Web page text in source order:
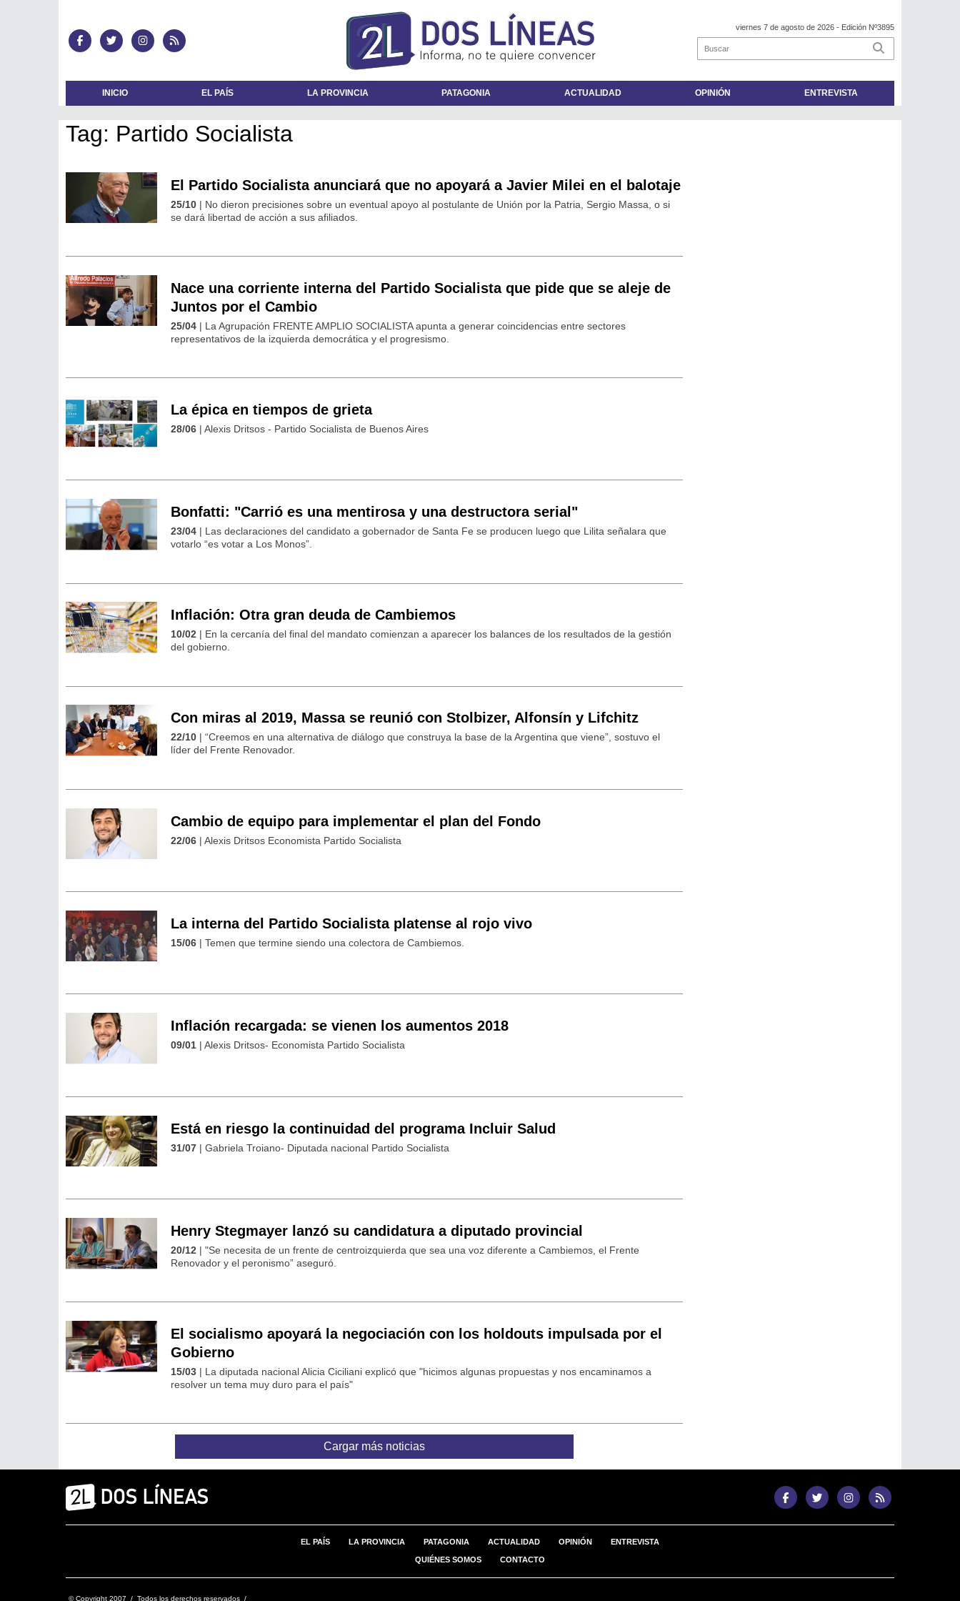
viernes 7 de agosto de 2026 - Edición Nº3895
INICIO EL PAÍS LA PROVINCIA PATAGONIA ACTUALIDAD OPINIÓN ENTREVISTA
Tag: Partido Socialista
El Partido Socialista anunciará que no apoyará a Javier Milei en el balotaje
25/10 | No dieron precisiones sobre un eventual apoyo al postulante de Unión por la Patria, Sergio Massa, o si
se dará libertad de acción a sus afiliados.
Nace una corriente interna del Partido Socialista que pide que se aleje de
Juntos por el Cambio
25/04 | La Agrupación FRENTE AMPLIO SOCIALISTA apunta a generar coincidencias entre sectores
representativos de la izquierda democrática y el progresismo.
La épica en tiempos de grieta
28/06 | Alexis Dritsos - Partido Socialista de Buenos Aires
Bonfatti: "Carrió es una mentirosa y una destructora serial"
23/04 | Las declaraciones del candidato a gobernador de Santa Fe se producen luego que Lilita señalara que
votarlo “es votar a Los Monos”.
Inflación: Otra gran deuda de Cambiemos
10/02 | En la cercanía del final del mandato comienzan a aparecer los balances de los resultados de la gestión
del gobierno.
Con miras al 2019, Massa se reunió con Stolbizer, Alfonsín y Lifchitz
22/10 | “Creemos en una alternativa de diálogo que construya la base de la Argentina que viene”, sostuvo el
líder del Frente Renovador.
Cambio de equipo para implementar el plan del Fondo
22/06 | Alexis Dritsos Economista Partido Socialista
La interna del Partido Socialista platense al rojo vivo
15/06 | Temen que termine siendo una colectora de Cambiemos.
Inflación recargada: se vienen los aumentos 2018
09/01 | Alexis Dritsos- Economista Partido Socialista
Está en riesgo la continuidad del programa Incluir Salud
31/07 | Gabriela Troiano- Diputada nacional Partido Socialista
Henry Stegmayer lanzó su candidatura a diputado provincial
20/12 | "Se necesita de un frente de centroizquierda que sea una voz diferente a Cambiemos, el Frente
Renovador y el peronismo” aseguró.
El socialismo apoyará la negociación con los holdouts impulsada por el
Gobierno
15/03 | La diputada nacional Alicia Ciciliani explicó que "hicimos algunas propuestas y nos encaminamos a
resolver un tema muy duro para el país"
Cargar más noticias
EL PAÍS LA PROVINCIA PATAGONIA ACTUALIDAD OPINIÓN ENTREVISTA
QUIÉNES SOMOS CONTACTO
© Copyright 2007 / Todos los derechos reservados /